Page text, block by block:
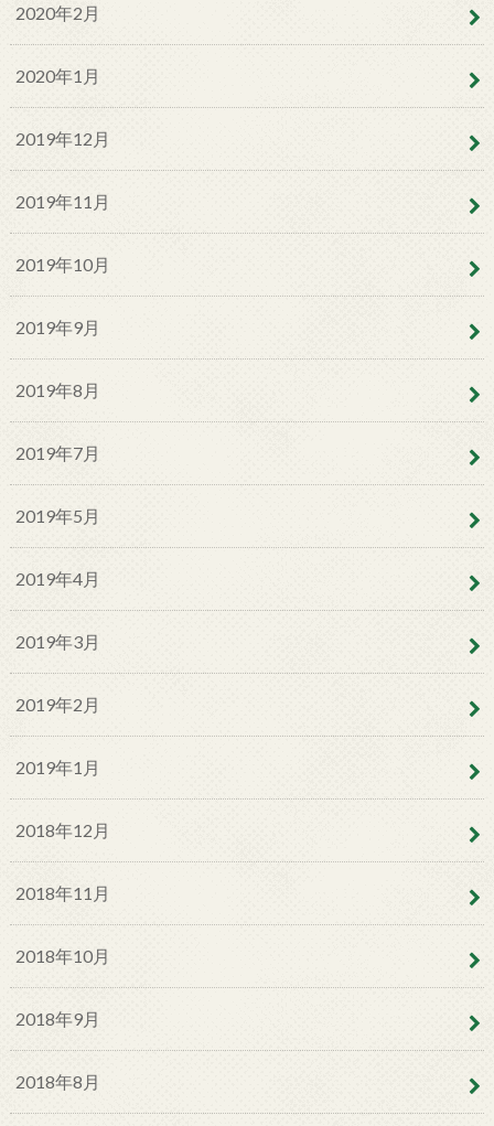
2020年2月
2020年1月
2019年12月
2019年11月
2019年10月
2019年9月
2019年8月
2019年7月
2019年5月
2019年4月
2019年3月
2019年2月
2019年1月
2018年12月
2018年11月
2018年10月
2018年9月
2018年8月